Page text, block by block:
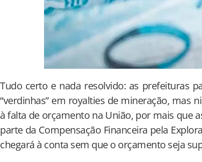
Tudo certo e nada resolvido: as prefeituras
“verdinhas” em royalties de mineração, mas
à falta de orçamento na União, por mais que
parte da Compensação Financeira pela
chegará à conta sem que o orçamento seja